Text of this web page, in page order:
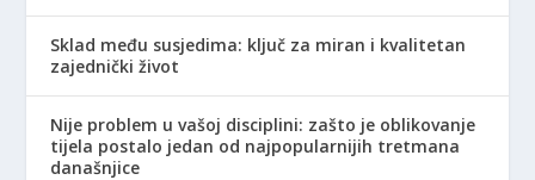
Sklad među susjedima: ključ za miran i kvalitetan
zajednički život
Nije problem u vašoj disciplini: zašto je oblikovanje
tijela postalo jedan od najpopularnijih tretmana
današnjice